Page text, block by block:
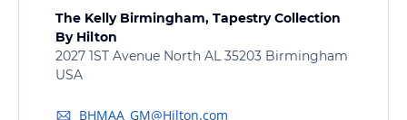
The Kelly Birmingham, Tapestry Collection
By Hilton
2027 1ST Avenue North AL 35203 Birmingham
USA
BHMAA_GM@Hilton.com